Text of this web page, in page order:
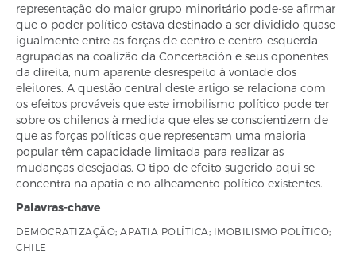
representação do maior grupo minoritário pode-se afirmar
que o poder político estava destinado a ser dividido quase
igualmente entre as forças de centro e centro-esquerda
agrupadas na coalizão da Concertación e seus oponentes
da direita, num aparente desrespeito à vontade dos
eleitores. A questão central deste artigo se relaciona com
os efeitos prováveis que este imobilismo político pode ter
sobre os chilenos à medida que eles se conscientizem de
que as forças políticas que representam uma maioria
popular têm capacidade limitada para realizar as
mudanças desejadas. O tipo de efeito sugerido aqui se
concentra na apatia e no alheamento político existentes.
Palavras-chave
DEMOCRATIZAÇÃO; APATIA POLÍTICA; IMOBILISMO POLÍTICO;
CHILE